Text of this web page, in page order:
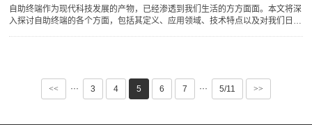
自助终端作为现代科技发展的产物，已经渗透到我们生活的方方面面。本文将深
入探讨自助终端的各个方面，包括其定义、应用领域、技术特点以及对我们日常
<< ··· 3 4 5 6 7 ··· 5/11 >>